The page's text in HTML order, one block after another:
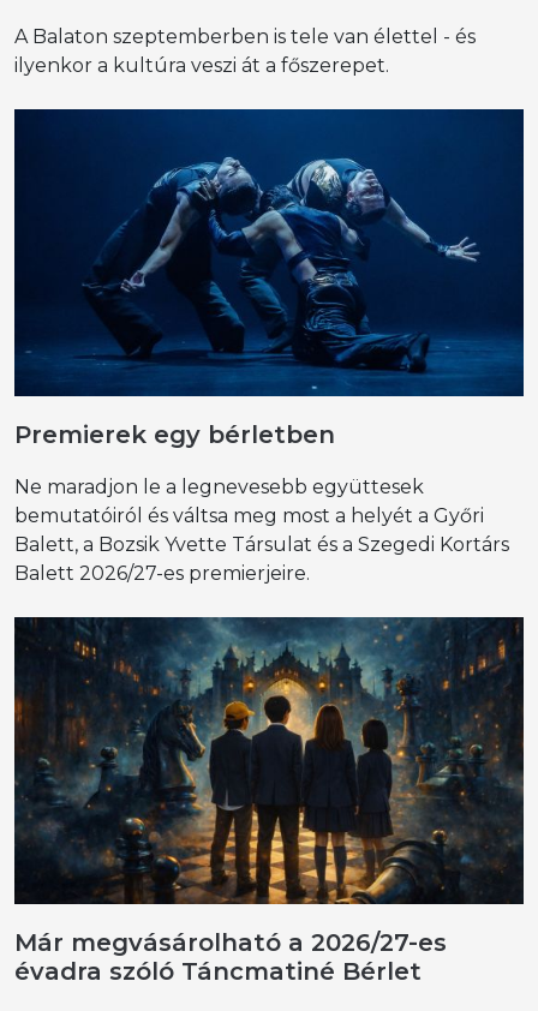
A Balaton szeptemberben is tele van élettel - és
ilyenkor a kultúra veszi át a főszerepet.
Premierek egy bérletben
Ne maradjon le a legnevesebb együttesek
bemutatóiról és váltsa meg most a helyét a Győri
Balett, a Bozsik Yvette Társulat és a Szegedi Kortárs
Balett 2026/27-es premierjeire.
Már megvásárolható a 2026/27-es
évadra szóló Táncmatiné Bérlet